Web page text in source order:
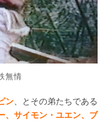
無情
ン 、とその弟たちである
、サイモン・ユエン、ブ